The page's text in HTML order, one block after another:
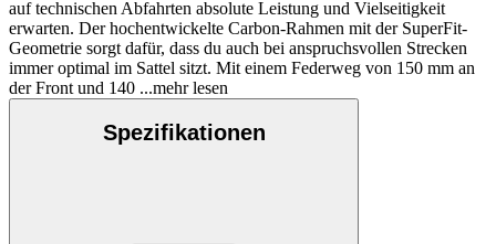
auf technischen Abfahrten absolute Leistung und Vielseitigkeit
erwarten. Der hochentwickelte Carbon-Rahmen mit der SuperFit-
Geometrie sorgt dafür, dass du auch bei anspruchsvollen Strecken
immer optimal im Sattel sitzt. Mit einem Federweg von 150 mm an
der Front und 140 ...mehr lesen
Spezifikationen